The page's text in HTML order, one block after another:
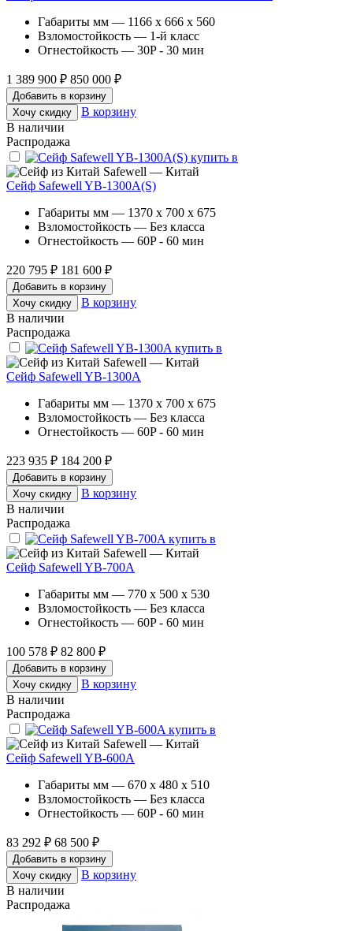
Габариты мм — 1166 x 666 x 560
Взломостойкость — 1-й класс
Огнестойкость — 30P - 30 мин
1 389 900 ₽ 850 000 ₽
Добавить в корзину
Хочу скидку
В корзину
В наличии
Распродажа
Safewell — Китай
Сейф Safewell YB-1300A(S)
Габариты мм — 1370 x 700 x 675
Взломостойкость — Без класса
Огнестойкость — 60P - 60 мин
220 795 ₽ 181 600 ₽
Добавить в корзину
Хочу скидку
В корзину
В наличии
Распродажа
Safewell — Китай
Сейф Safewell YB-1300A
Габариты мм — 1370 x 700 x 675
Взломостойкость — Без класса
Огнестойкость — 60P - 60 мин
223 935 ₽ 184 200 ₽
Добавить в корзину
Хочу скидку
В корзину
В наличии
Распродажа
Safewell — Китай
Сейф Safewell YB-700A
Габариты мм — 770 x 500 x 530
Взломостойкость — Без класса
Огнестойкость — 60P - 60 мин
100 578 ₽ 82 800 ₽
Добавить в корзину
Хочу скидку
В корзину
В наличии
Распродажа
Safewell — Китай
Сейф Safewell YB-600A
Габариты мм — 670 x 480 x 510
Взломостойкость — Без класса
Огнестойкость — 60P - 60 мин
83 292 ₽ 68 500 ₽
Добавить в корзину
Хочу скидку
В корзину
В наличии
Распродажа